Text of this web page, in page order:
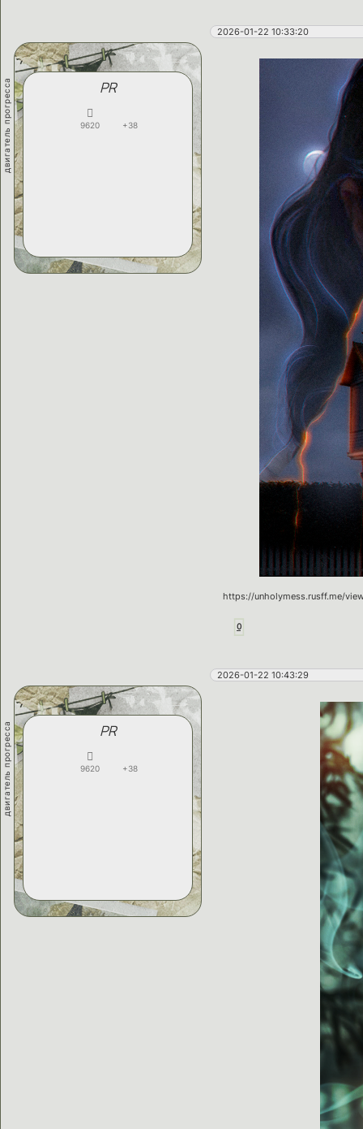
2026-01-22 10:33:20
двигатель прогресса PR
9620 +38
https://unholymess.rusff.me/
0
2026-01-22 10:43:29
двигатель прогресса PR
9620 +38